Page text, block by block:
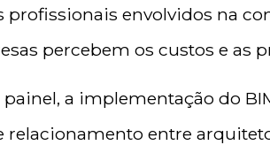
profissionais envolvidos na
percebem os custos e as
a implementação do
entre